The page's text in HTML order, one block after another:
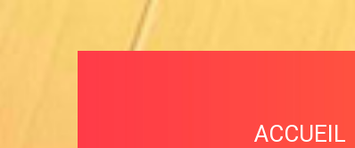
ACCUEIL